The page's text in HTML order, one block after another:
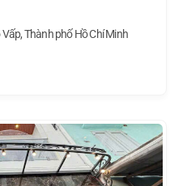
Thành phố Hồ Chí Minh